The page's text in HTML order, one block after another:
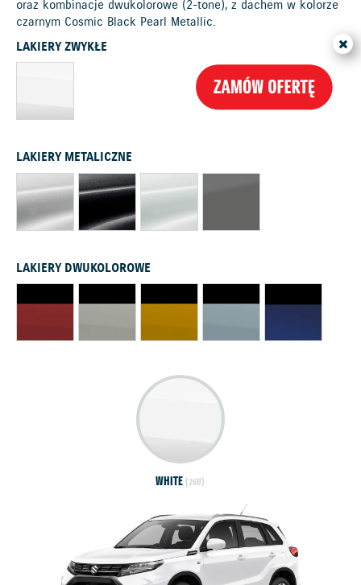
oraz kombinacje dwukolorowe (2-tone), z dachem w kolorze
czarnym Cosmic Black Pearl Metallic.
LAKIERY ZWYKŁE
LAKIERY METALICZNE
LAKIERY DWUKOLOROWE
WHITE(26U)